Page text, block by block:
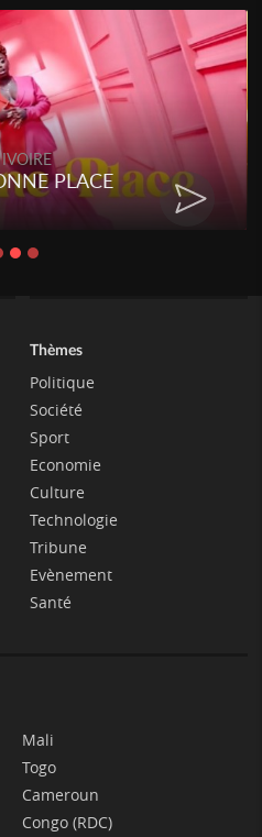
PLACE
Thèmes
Politique
Société
Sport
Economie
Culture
Technologie
Tribune
Evènement
Santé
Mali
Togo
Cameroun
Congo (RDC)